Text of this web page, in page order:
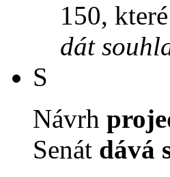
150,
dát
S
Návrh
Senát dává